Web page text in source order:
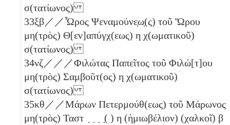
σ(τατίωνος)
33ξβ／／Ὧρος Ψεναμούνε̣ω̣(ς) τοῦ Ὥρου
μη(τρὸς) Θ[εν]απύγχ(εως) η χ(ωματικοῦ)
σ(τατίωνος)
34νζ／／／Φιλώτας Παπεῖτος τοῦ Φιλώ[τ]ου
μη(τρὸς) Σαμβοῦτ(ος) η χ(ωματικοῦ)
σ(τατίωνος)
35κθ ／／Μάρων Πετερμούθ(εως) τοῦ Μάρωνος
μη(τρὸς) Ταστ ̣ ̣ ̣ ̣( ) η (ἡμιωβέλιον) (χαλκοῖ) β